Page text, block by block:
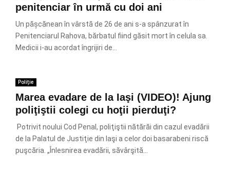
penitenciar în urmă cu doi ani
Un pășcănean în vârstă de 26 de ani s-a spânzurat în
Penitenciarul Rahova, bărbatul fiind găsit mort în celula sa.
Medicii i-au acordat îngrijiri de...
Poliție
Marea evadare de la Iaşi (VIDEO)! Ajung
poliţiştii colegi cu hoţii pierduţi?
Potrivit noului Cod Penal, poliţiştii nătărăi din cazul evadării
de la Palatul de Justiţie din Iaşi a celor doi basarabeni riscă
puşcăria. „Înlesnirea evadării, săvârşită...